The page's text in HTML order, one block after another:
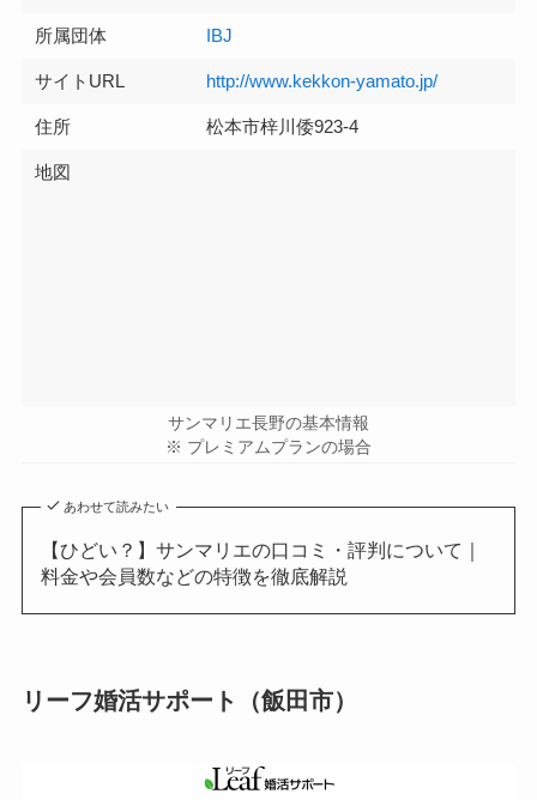
所属団体 IBJ
サイトURL http://www.kekkon-yamato.jp/
住所 松本市梓川倭923-4
地図
サンマリエ長野の基本情報
※ プレミアムプランの場合
あわせて読みたい
【ひどい？】サンマリエの口コミ・評判について｜
料金や会員数などの特徴を徹底解説
リーフ婚活サポート（飯田市）